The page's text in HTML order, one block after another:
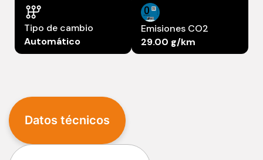
Tipo de cambio
Automático
Emisiones CO2
29.00 g/km
Datos técnicos